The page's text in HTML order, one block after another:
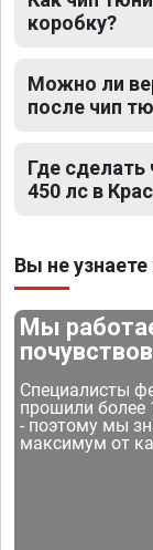
коробку?
Можно ли
после чип
Где сделать
450 лс в
Вы не
Мы
Специалисты
прошили более
- поэтому мы
максимум от